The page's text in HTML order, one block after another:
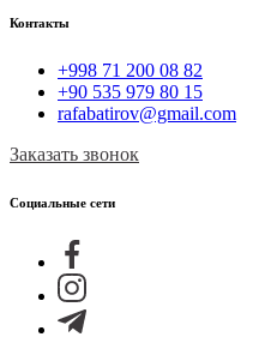
Контакты
+998 71 200 08 82
+90 535 979 80 15
rafabatirov@gmail.com
Заказать звонок
Социальные сети